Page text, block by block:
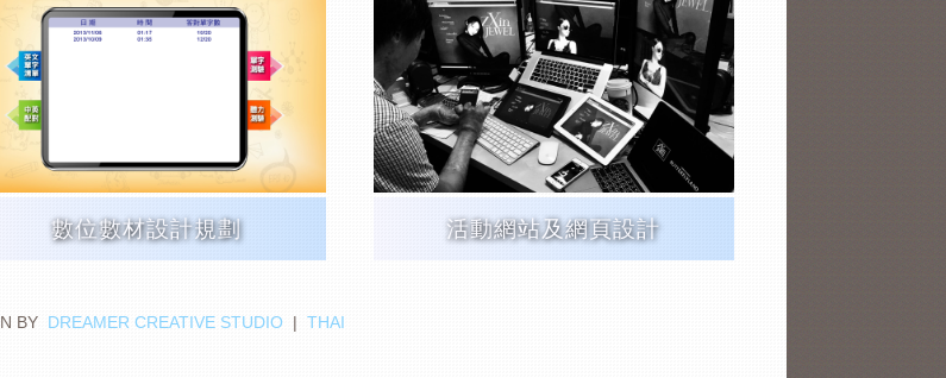
數位數材設計規劃 活動網站及網頁設計
BY DREAMER CREATIVE STUDIO| THAI